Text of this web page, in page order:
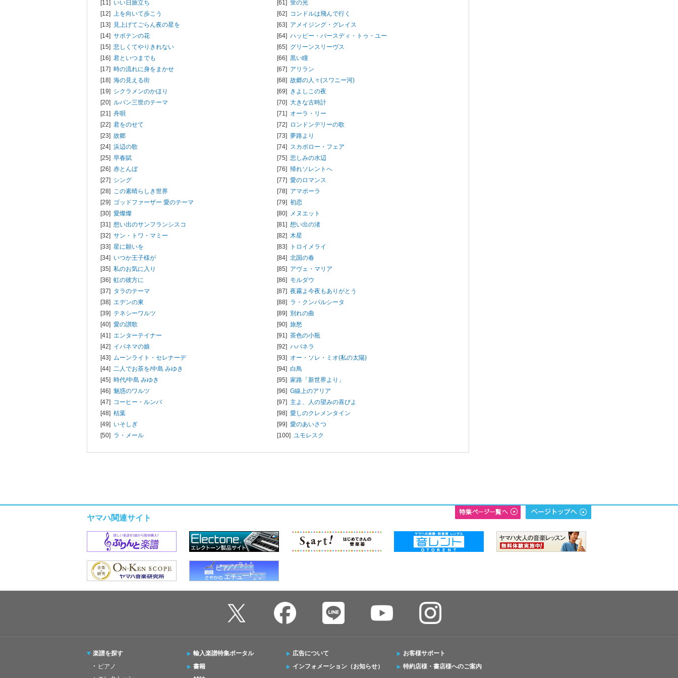
[11] いい日旅立ち
[12] 上を向いて歩こう
[13] 見上げてごらん夜の星を
[14] サボテンの花
[15] 悲しくてやりきれない
[16] 君といつまでも
[17] 時の流れに身をまかせ
[18] 海の見える街
[19] シクラメンのかほり
[20] ルパン三世のテーマ
[21] 舟唄
[22] 君をのせて
[23] 故郷
[24] 浜辺の歌
[25] 早春賦
[26] 赤とんぼ
[27] シング
[28] この素晴らしき世界
[29] ゴッドファーザー 愛のテーマ
[30] 愛燦燦
[31] 想い出のサンフランシスコ
[32] サン・トワ・マミー
[33] 星に願いを
[34] いつか王子様が
[35] 私のお気に入り
[36] 虹の彼方に
[37] タラのテーマ
[38] エデンの東
[39] テネシーワルツ
[40] 愛の讃歌
[41] エンターテイナー
[42] イパネマの娘
[43] ムーンライト・セレナーデ
[44] 二人でお茶を/中島 みゆき
[45] 時代/中島 みゆき
[46] 魅惑のワルツ
[47] コーヒー・ルンバ
[48] 枯葉
[49] いそしぎ
[50] ラ・メール
[61] 蛍の光
[62] コンドルは飛んで行く
[63] アメイジング・グレイス
[64] ハッピー・バースディ・トゥ・ユー
[65] グリーンスリーヴス
[66] 黒い瞳
[67] アリラン
[68] 故郷の人々(スワニー河)
[69] きよしこの夜
[70] 大きな古時計
[71] オーラ・リー
[72] ロンドンデリーの歌
[73] 夢路より
[74] スカボロー・フェア
[75] 悲しみの水辺
[76] 帰れソレントへ
[77] 愛のロマンス
[78] アマポーラ
[79] 初恋
[80] メヌエット
[81] 想い出の渚
[82] 木星
[83]
トロイメライ
[84] 北国の春
[85] アヴェ・マリア
[86] モルダウ
[87] 夜霧よ今夜もありがとう
[88] ラ・クンパルシータ
[89] 別れの曲
[90] 旅愁
[91] 茶色の小瓶
[92] ハバネラ
[93] オー・ソレ・ミオ(私の太陽)
[94] 白鳥
[95] 家路「新世界より」
[96] G線上のアリア
[97] 主よ、人の望みの喜びよ
[98] 愛しのクレメンタイン
[99] 愛のあいさつ
[100] ユモレスク
ヤマハ関連サイト
楽譜を探す
ピアノ
輸入楽譜特集ポータル
書籍
広告について
インフォメーション（お知らせ）
お客様サポート
特約店様・書店様へのご案内